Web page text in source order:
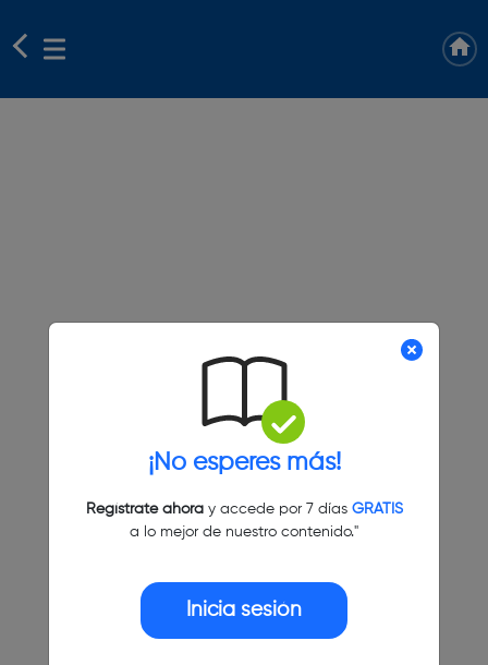
¡No esperes más!
Regístrate ahoray accede por 7 días GRATIS
a lo mejor de nuestro contenido."
Inicia sesión